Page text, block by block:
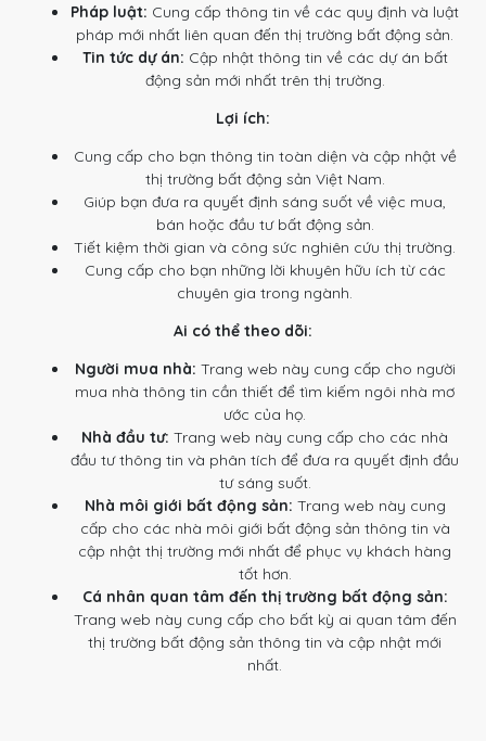
Pháp luật: Cung cấp thông tin về các quy định và luật
pháp mới nhất liên quan đến thị trường bất động sản.
Tin tức dự án: Cập nhật thông tin về các dự án bất
động sản mới nhất trên thị trường.
Lợi ích:
Cung cấp cho bạn thông tin toàn diện và cập nhật về
thị trường bất động sản Việt Nam.
Giúp bạn đưa ra quyết định sáng suốt về việc mua,
bán hoặc đầu tư bất động sản.
Tiết kiệm thời gian và công sức nghiên cứu thị trường.
Cung cấp cho bạn những lời khuyên hữu ích từ các
chuyên gia trong ngành.
Ai có thể theo dõi:
Người mua nhà: Trang web này cung cấp cho người
mua nhà thông tin cần thiết để tìm kiếm ngôi nhà mơ
ước của họ.
Nhà đầu tư: Trang web này cung cấp cho các nhà
đầu tư thông tin và phân tích để đưa ra quyết định đầu
tư sáng suốt.
Nhà môi giới bất động sản: Trang web này cung
cấp cho các nhà môi giới bất động sản thông tin và
cập nhật thị trường mới nhất để phục vụ khách hàng
tốt hơn.
Cá nhân quan tâm đến thị trường bất động sản:
Trang web này cung cấp cho bất kỳ ai quan tâm đến
thị trường bất động sản thông tin và cập nhật mới
nhất.